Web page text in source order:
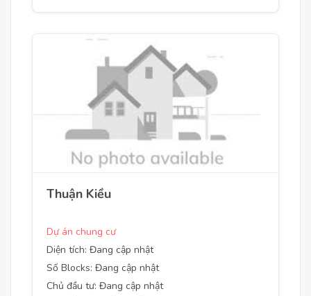
Thuận Kiều
Dự án chung cư
Diện tích: Đang cập nhật
Số Blocks: Đang cập nhật
Chủ đầu tư: Đang cập nhật